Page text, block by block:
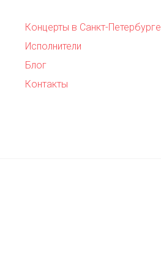
Концерты в Санкт-Петербурге
Исполнители
Блог
Контакты